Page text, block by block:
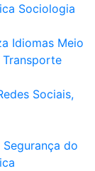
Sociologia
Idiomas Meio
Transporte
Sociais,
Segurança do